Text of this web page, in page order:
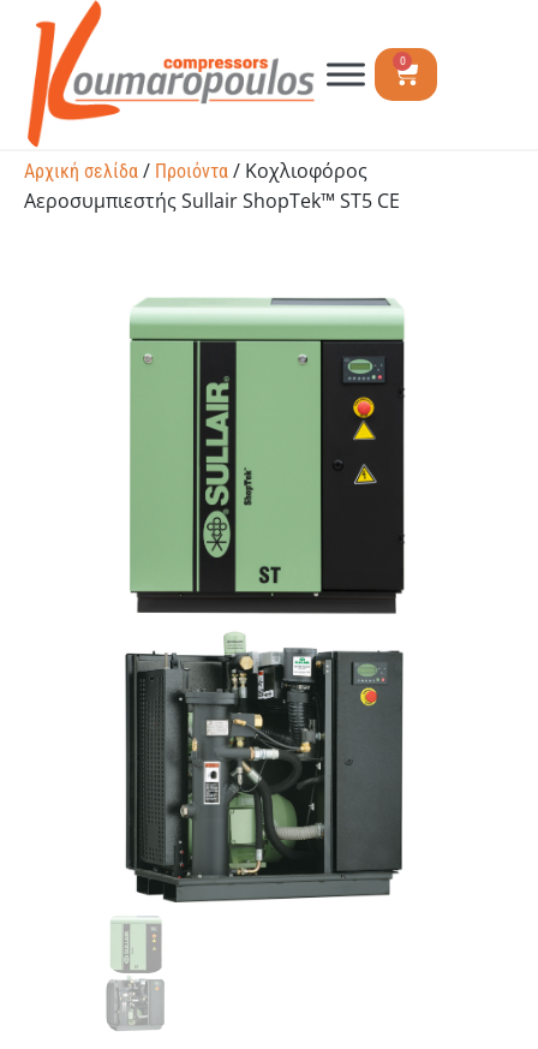
0
Αρχική σελίδα / Προιόντα / Κοχλιοφόρος
Αεροσυμπιεστής Sullair ShopTek™ ST5 CE